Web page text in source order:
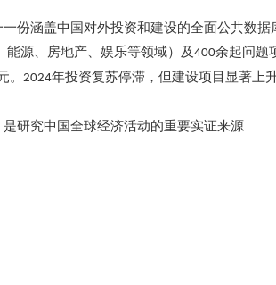
份涵盖中国对外投资和建设的全面公共数据
源、房地产、娱乐等领域）及 400余起问题
。 2024年投资复苏停滞，但建设项目显著上
研究中国全球经济活动的重要实证来源